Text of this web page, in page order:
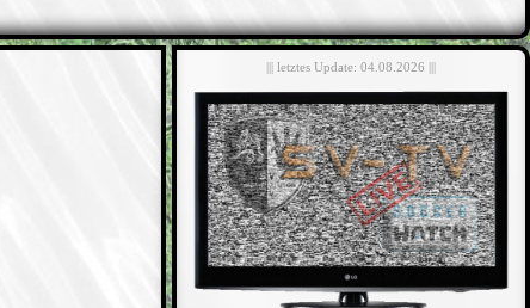
||| letztes Update: 04.08.2026 |||